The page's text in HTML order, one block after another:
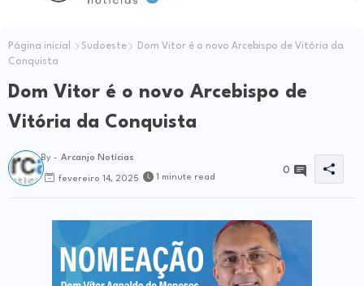
Página inicial Sudoeste
Dom Vitor é o novo Arcebispo de Vitória da
Conquista
Dom Vitor é o novo Arcebispo de
Vitória da Conquista
By - Arcanjo Notícias
fevereiro 14, 2025 1 minute read
0